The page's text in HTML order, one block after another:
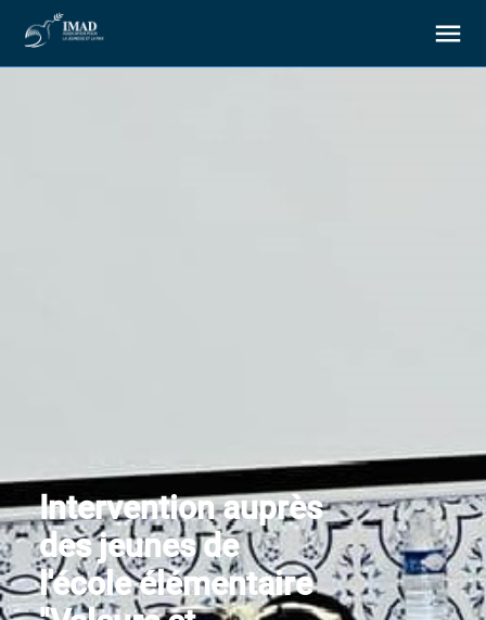
Nous contacter
Intervention auprès
des jeunes de
l'école élémentaire